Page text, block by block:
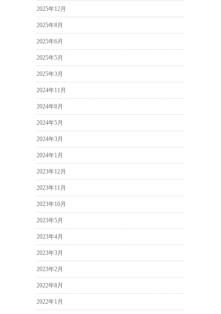
2025年12月
2025年8月
2025年6月
2025年5月
2025年3月
2024年11月
2024年8月
2024年5月
2024年3月
2024年1月
2023年12月
2023年11月
2023年10月
2023年5月
2023年4月
2023年3月
2023年2月
2022年8月
2022年1月